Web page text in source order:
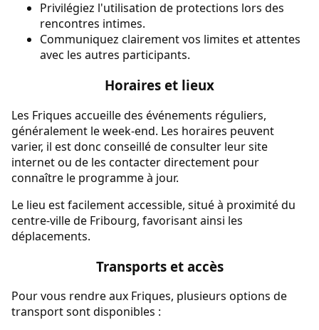
Privilégiez l'utilisation de protections lors des
rencontres intimes.
Communiquez clairement vos limites et attentes
avec les autres participants.
Horaires et lieux
Les Friques accueille des événements réguliers,
généralement le week-end. Les horaires peuvent
varier, il est donc conseillé de consulter leur site
internet ou de les contacter directement pour
connaître le programme à jour.
Le lieu est facilement accessible, situé à proximité du
centre-ville de Fribourg, favorisant ainsi les
déplacements.
Transports et accès
Pour vous rendre aux Friques, plusieurs options de
transport sont disponibles :